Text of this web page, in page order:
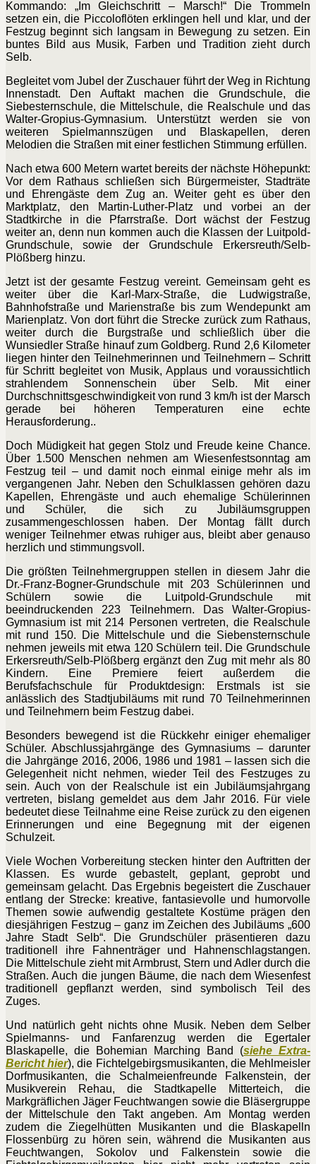
Kommando: „Im Gleichschritt – Marsch!“ Die Trommeln
setzen ein, die Piccoloflöten erklingen hell und klar, und der
Festzug beginnt sich langsam in Bewegung zu setzen. Ein
buntes Bild aus Musik, Farben und Tradition zieht durch
Selb.
Begleitet vom Jubel der Zuschauer führt der Weg in Richtung
Innenstadt. Den Auftakt machen die Grundschule, die
Siebesternschule, die Mittelschule, die Realschule und das
Walter-Gropius-Gymnasium. Unterstützt werden sie von
weiteren Spielmannszügen und Blaskapellen, deren
Melodien die Straßen mit einer festlichen Stimmung erfüllen.
Nach etwa 600 Metern wartet bereits der nächste Höhepunkt:
Vor dem Rathaus schließen sich Bürgermeister, Stadträte
und Ehrengäste dem Zug an. Weiter geht es über den
Marktplatz, den Martin-Luther-Platz und vorbei an der
Stadtkirche in die Pfarrstraße. Dort wächst der Festzug
weiter an, denn nun kommen auch die Klassen der Luitpold-
Grundschule, sowie der Grundschule Erkersreuth/Selb-
Plößberg hinzu.
Jetzt ist der gesamte Festzug vereint. Gemeinsam geht es
weiter über die Karl-Marx-Straße, die Ludwigstraße,
Bahnhofstraße und Marienstraße bis zum Wendepunkt am
Marienplatz. Von dort führt die Strecke zurück zum Rathaus,
weiter durch die Burgstraße und schließlich über die
Wunsiedler Straße hinauf zum Goldberg. Rund 2,6 Kilometer
liegen hinter den Teilnehmerinnen und Teilnehmern – Schritt
für Schritt begleitet von Musik, Applaus und voraussichtlich
strahlendem Sonnenschein über Selb. Mit einer
Durchschnittsgeschwindigkeit von rund 3 km/h ist der Marsch
gerade bei höheren Temperaturen eine echte
Herausforderung..
Doch Müdigkeit hat gegen Stolz und Freude keine Chance.
Über 1.500 Menschen nehmen am Wiesenfestsonntag am
Festzug teil – und damit noch einmal einige mehr als im
vergangenen Jahr. Neben den Schulklassen gehören dazu
Kapellen, Ehrengäste und auch ehemalige Schülerinnen
und Schüler, die sich zu Jubiläumsgruppen
zusammengeschlossen haben. Der Montag fällt durch
weniger Teilnehmer etwas ruhiger aus, bleibt aber genauso
herzlich und stimmungsvoll.
Die größten Teilnehmergruppen stellen in diesem Jahr die
Dr.-Franz-Bogner-Grundschule mit 203 Schülerinnen und
Schülern sowie die Luitpold-Grundschule mit
beeindruckenden 223 Teilnehmern. Das Walter-Gropius-
Gymnasium ist mit 214 Personen vertreten, die Realschule
mit rund 150. Die Mittelschule und die Siebensternschule
nehmen jeweils mit etwa 120 Schülern teil. Die Grundschule
Erkersreuth/Selb-Plößberg ergänzt den Zug mit mehr als 80
Kindern. Eine Premiere feiert außerdem die
Berufsfachschule für Produktdesign: Erstmals ist sie
anlässlich des Stadtjubiläums mit rund 70 Teilnehmerinnen
und Teilnehmern beim Festzug dabei.
Besonders bewegend ist die Rückkehr einiger ehemaliger
Schüler. Abschlussjahrgänge des Gymnasiums – darunter
die Jahrgänge 2016, 2006, 1986 und 1981 – lassen sich die
Gelegenheit nicht nehmen, wieder Teil des Festzuges zu
sein. Auch von der Realschule ist ein Jubiläumsjahrgang
vertreten, bislang gemeldet aus dem Jahr 2016. Für viele
bedeutet diese Teilnahme eine Reise zurück zu den eigenen
Erinnerungen und eine Begegnung mit der eigenen
Schulzeit.
Viele Wochen Vorbereitung stecken hinter den Auftritten der
Klassen. Es wurde gebastelt, geplant, geprobt und
gemeinsam gelacht. Das Ergebnis begeistert die Zuschauer
entlang der Strecke: kreative, fantasievolle und humorvolle
Themen sowie aufwendig gestaltete Kostüme prägen den
diesjährigen Festzug – ganz im Zeichen des Jubiläums „600
Jahre Stadt Selb“. Die Grundschüler präsentieren dazu
traditionell ihre Fahnenträger und Hahnenschlagstangen.
Die Mittelschule zieht mit Armbrust, Stern und Adler durch die
Straßen. Auch die jungen Bäume, die nach dem Wiesenfest
traditionell gepflanzt werden, sind symbolisch Teil des
Zuges.
Und natürlich geht nichts ohne Musik. Neben dem Selber
Spielmanns- und Fanfarenzug werden die Egertaler
Blaskapelle, die Bohemian Marching Band (siehe Extra-
Bericht hier), die Fichtelgebirgsmusikanten, die Mehlmeisler
Dorfmusikanten, die Schalmeienfreunde Falkenstein, der
Musikverein Rehau, die Stadtkapelle Mitterteich, die
Markgräflichen Jäger Feuchtwangen sowie die Bläsergruppe
der Mittelschule den Takt angeben. Am Montag werden
zudem die Ziegelhütten Musikanten und die Blaskapelln
Flossenbürg zu hören sein, während die Musikanten aus
Feuchtwangen, Sokolov und Falkenstein sowie die